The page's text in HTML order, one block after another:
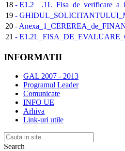
18 -
19 -
20 -
21 -
INFORMATII
GAL 2007 - 2013
Programul Leader
Comunicate
INFO UE
Arhiva
Link-uri utile
Search